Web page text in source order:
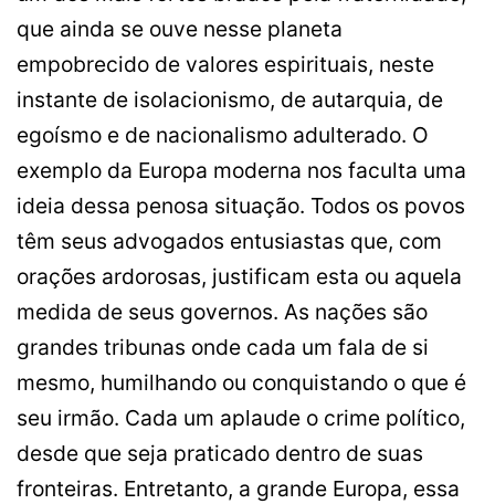
que ainda se ouve nesse planeta
empobrecido de valores espirituais, neste
instante de isolacionismo, de autarquia, de
egoísmo e de nacionalismo adulterado. O
exemplo da Europa moderna nos faculta uma
ideia dessa penosa situação. Todos os povos
têm seus advogados entusiastas que, com
orações ardorosas, justificam esta ou aquela
medida de seus governos. As nações são
grandes tribunas onde cada um fala de si
mesmo, humilhando ou conquistando o que é
seu irmão. Cada um aplaude o crime político,
desde que seja praticado dentro de suas
fronteiras. Entretanto, a grande Europa, essa